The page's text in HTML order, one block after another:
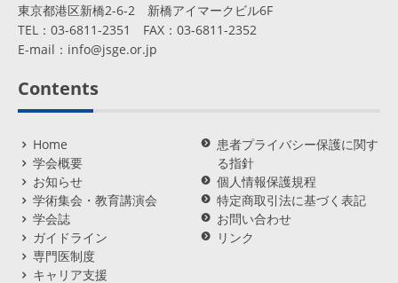
東京都港区新橋2-6-2 新橋アイマークビル6F
TEL：03-6811-2351 FAX：03-6811-2352
E-mail： info@jsge.or.jp
Contents
Home
学会概要
お知らせ
学術集会・教育講演会
学会誌
ガイドライン
専門医制度
キャリア支援
患者プライバシー保護に関す
る指針
個人情報保護規程
特定商取引法に基づく表記
お問い合わせ
リンク